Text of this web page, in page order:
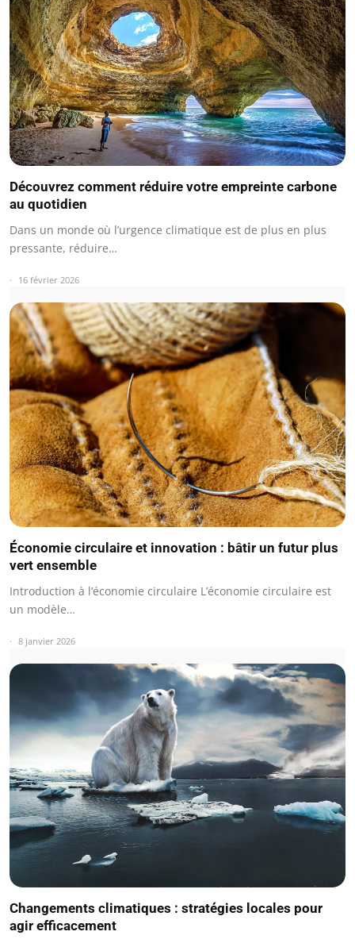
Découvrez comment réduire votre empreinte carbone
au quotidien
Dans un monde où l’urgence climatique est de plus en plus
pressante, réduire…
16 février 2026
Économie circulaire et innovation : bâtir un futur plus
vert ensemble
Introduction à l’économie circulaire L’économie circulaire est
un modèle…
8 janvier 2026
Changements climatiques : stratégies locales pour
agir efficacement